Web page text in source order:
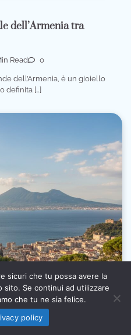
dell’Armenia tra
Read 0
dell’Armenia, è un gioiello
definita […]
alcuni contenuti
di sistemi
pubblicazione (AI
1689).
sicuri che tu possa avere la
sito. Se continui ad utilizzare
che tu ne sia felice.
policy